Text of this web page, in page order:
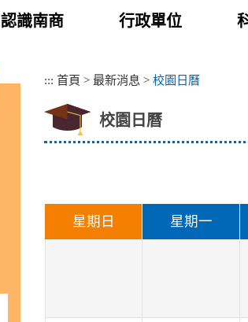
認識南商 行政單位
::: 首頁 > 最新消息 > 校園日曆
校園日曆
星期 日 星期一